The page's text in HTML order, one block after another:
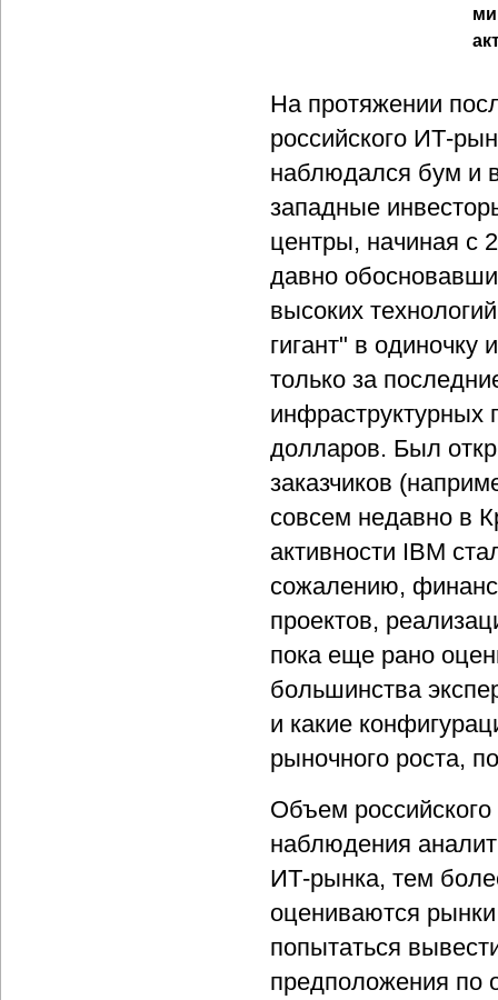
На протяжении
российского ИТ-
наблюдался бум и
западные
центры, начиная с
давно
высоких
гигант" в одиночку
только за
инфраструктурных
долларов. Был
заказчиков
совсем недавно в
активности IBM
сожалению,
проектов,
пока еще рано
большинства
и какие
рыночного роста,
Объем
наблюдения
ИТ-рынка, тем
оцениваются
попытаться
предположения по